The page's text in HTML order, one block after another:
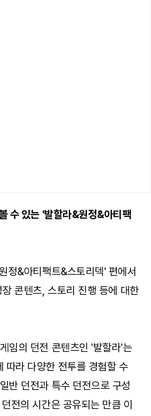
수 있는 '발할라&원정&아티팩
정&아티팩트&스토리덱' 편에서
콘텐츠, 스토리 진행 등에 대한
임의 던전 콘텐츠인 '발할라'는
따라 다양한 전투를 경험할 수
반 던전과 특수 던전으로 구성
전의 시간은 공유되는 만큼 이